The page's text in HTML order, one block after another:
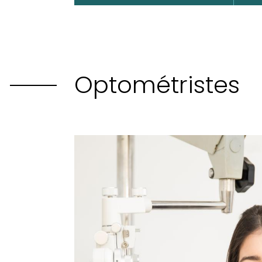
Optométristes